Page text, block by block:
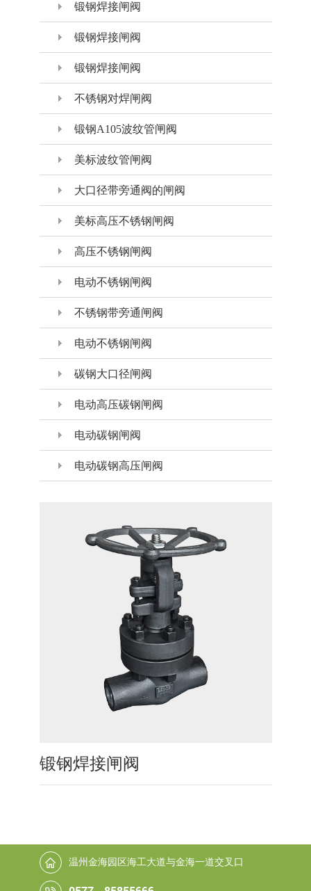
锻钢焊接闸阀
锻钢焊接闸阀
锻钢焊接闸阀
不锈钢对焊闸阀
锻钢A105波纹管闸阀
美标波纹管闸阀
大口径带旁通阀的闸阀
美标高压不锈钢闸阀
高压不锈钢闸阀
电动不锈钢闸阀
不锈钢带旁通闸阀
电动不锈钢闸阀
碳钢大口径闸阀
电动高压碳钢闸阀
电动碳钢闸阀
电动碳钢高压闸阀
锻钢焊接闸阀
温州金海园区海工大道与金海一道交叉口